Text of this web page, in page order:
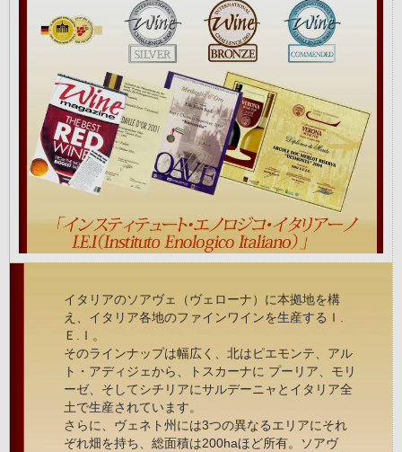
イタリアのソアヴェ（ヴェローナ）に本拠地を構
え、イタリア各地のファインワインを生産するＩ.
Ｅ.Ｉ。
そのラインナップは幅広く、北はピエモンテ、アル
ト・アディジェから、トスカーナに プーリア、モリ
ーゼ、そしてシチリアにサルデーニャとイタリア全
土で生産されています。
さらに、ヴェネト州には3つの異なるエリアにそれ
ぞれ畑を持ち、総面積は200haほど所有。ソアヴ